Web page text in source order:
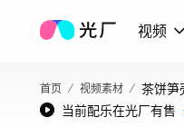
视频
首页 视频素材
茶饼笋
茶生普
当前配乐在光厂有售